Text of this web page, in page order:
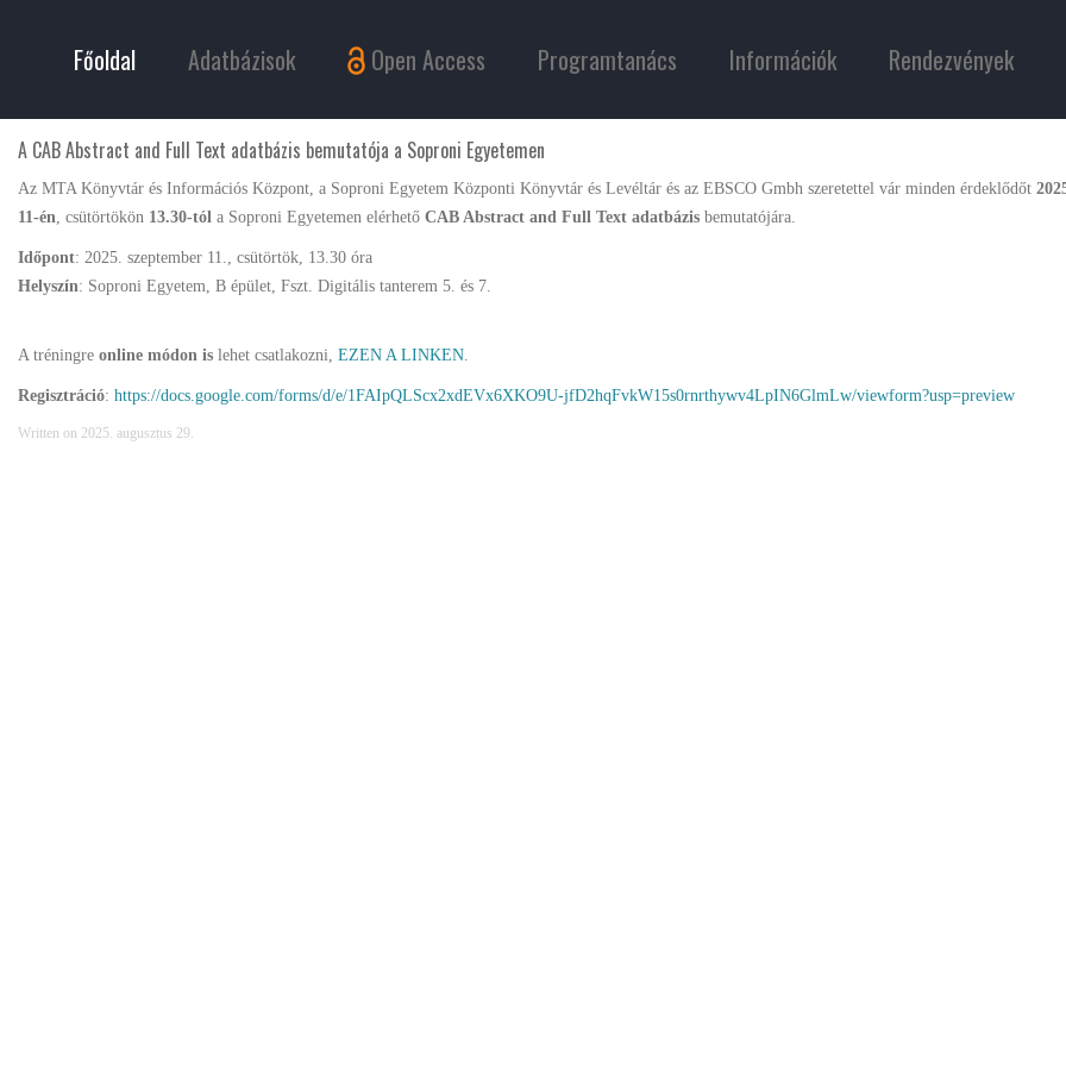
Főoldal Adatbázisok Open Access Programtanács Információk Rendezvények
A CAB Abstract and Full Text adatbázis bemutatója a Soproni Egyetemen
Az MTA Könyvtár és Információs Központ, a Soproni Egyetem Központi Könyvtár és Levéltár és az EBSCO Gmbh szeretettel vár minden érdeklődőt
11-én, csütörtökön 13.30-tól a Soproni Egyetemen elérhető CAB Abstract and Full Text adatbázis bemutatójára.
Időpont: 2025. szeptember 11., csütörtök, 13.30 óra
Helyszín: Soproni Egyetem, B épület, Fszt. Digitális tanterem 5. és 7.
A tréningre online módon is lehet csatlakozni, EZEN A LINKEN.
Regisztráció: https://docs.google.com/forms/d/e/1FAIpQLScx2xdEVx6XKO9U-jfD2hqFvkW15s0rnrthywv4LpIN6GlmLw/viewform?usp=preview
Written on 2025. augusztus 29.